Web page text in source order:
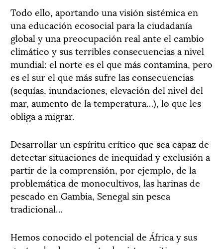
Todo ello, aportando una visión sistémica en
una educación ecosocial para la ciudadanía
global y una preocupación real ante el cambio
climático y sus terribles consecuencias a nivel
mundial: el norte es el que más contamina, pero
es el sur el que más sufre las consecuencias
(sequías, inundaciones, elevación del nivel del
mar, aumento de la temperatura…), lo que les
obliga a migrar.
Desarrollar un espíritu crítico que sea capaz de
detectar situaciones de inequidad y exclusión a
partir de la comprensión, por ejemplo, de la
problemática de monocultivos, las harinas de
pescado en Gambia, Senegal sin pesca
tradicional…
Hemos conocido el potencial de África y sus